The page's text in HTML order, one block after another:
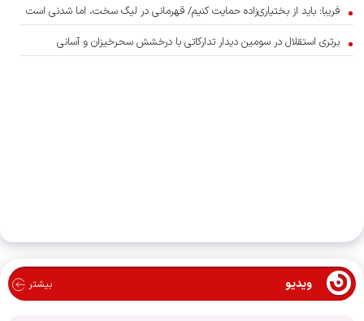
فریبا: باید از بختیاری‌زاده حمایت کنیم/ قهرمانی در لیگ سخت، اما شدنی است
برتری استقلال در سومین دیدار تدارکاتی با درخشش سحرخیزان و آسانی
ویدیو بیشتر